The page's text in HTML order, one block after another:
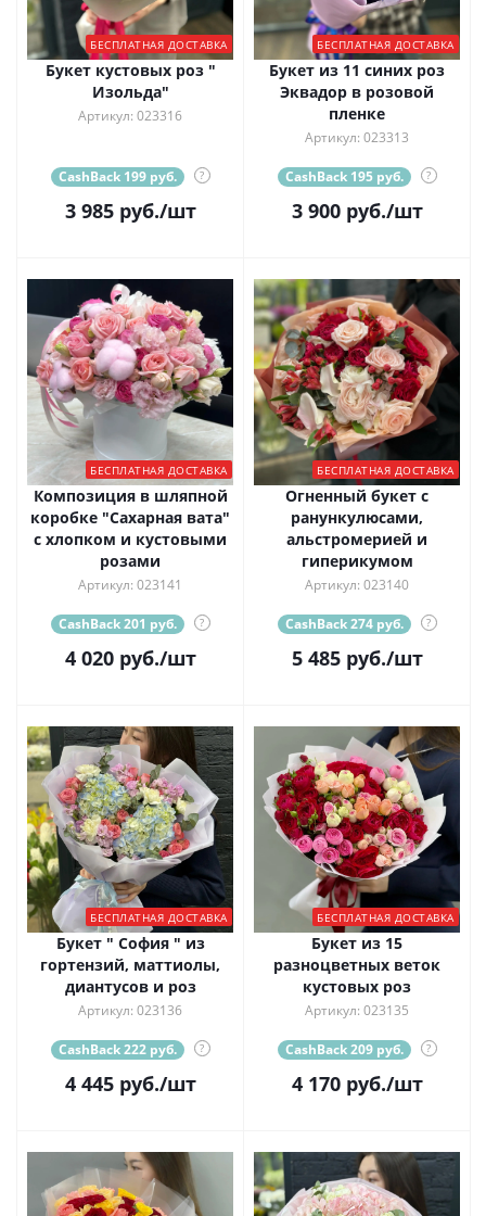
БЕСПЛАТНАЯ ДОСТАВКА
Букет кустовых роз "
Изольда"
Артикул: 023316
CashBack 199 руб. ?
3 985руб./шт
БЕСПЛАТНАЯ ДОСТАВКА
Букет из 11 синих роз
Эквадор в розовой
пленке
Артикул: 023313
CashBack 195 руб. ?
3 900руб./шт
БЕСПЛАТНАЯ ДОСТАВКА
Композиция в шляпной
коробке "Сахарная вата"
с хлопком и кустовыми
розами
Артикул: 023141
CashBack 201 руб. ?
4 020руб./шт
БЕСПЛАТНАЯ ДОСТАВКА
Огненный букет с
ранункулюсами,
альстромерией и
гиперикумом
Артикул: 023140
CashBack 274 руб. ?
5 485руб./шт
БЕСПЛАТНАЯ ДОСТАВКА
Букет " София " из
гортензий, маттиолы,
диантусов и роз
Артикул: 023136
CashBack 222 руб. ?
4 445руб./шт
БЕСПЛАТНАЯ ДОСТАВКА
Букет из 15
разноцветных веток
кустовых роз
Артикул: 023135
CashBack 209 руб. ?
4 170руб./шт